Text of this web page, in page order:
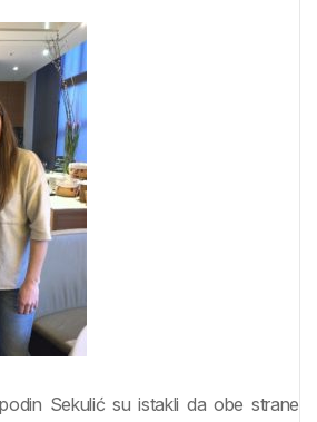
Sekulić su istakli da obe strane